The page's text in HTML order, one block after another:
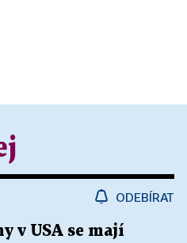
ODEBÍRAT
v USA se mají